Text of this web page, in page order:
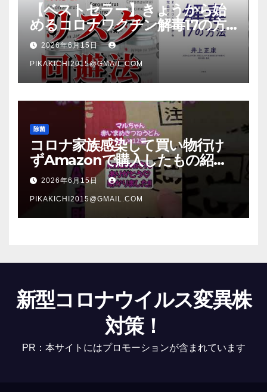
【ベストセラー】きょうから始
めるコロナワクチン解毒17の方
法【本要約】
2026年6月15日
PIKAKICHI2015@GMAIL.COM
除菌
コロナ家族感染して買い物行け
ずAmazonで購入したもの紹
介 #Shorts
2026年6月15日
PIKAKICHI2015@GMAIL.COM
新型コロナウイルス変異株
対策！
PR：本サイトにはプロモーションが含まれています